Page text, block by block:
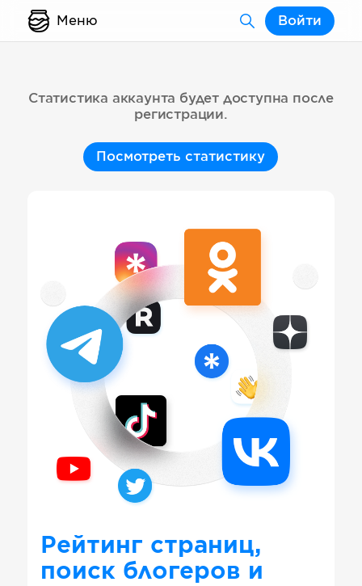
Меню Войти
Статистика аккаунта будет доступна после
регистрации.
Посмотреть статистику
Рейтинг страниц,
поиск блогеров и